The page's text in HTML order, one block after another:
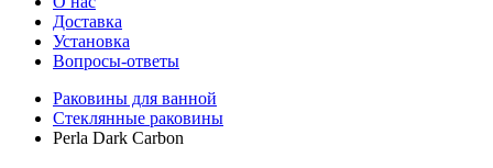
Доставка
Установка
Вопросы-ответы
Раковины для ванной
Стеклянные раковины
Perla Dark Carbon